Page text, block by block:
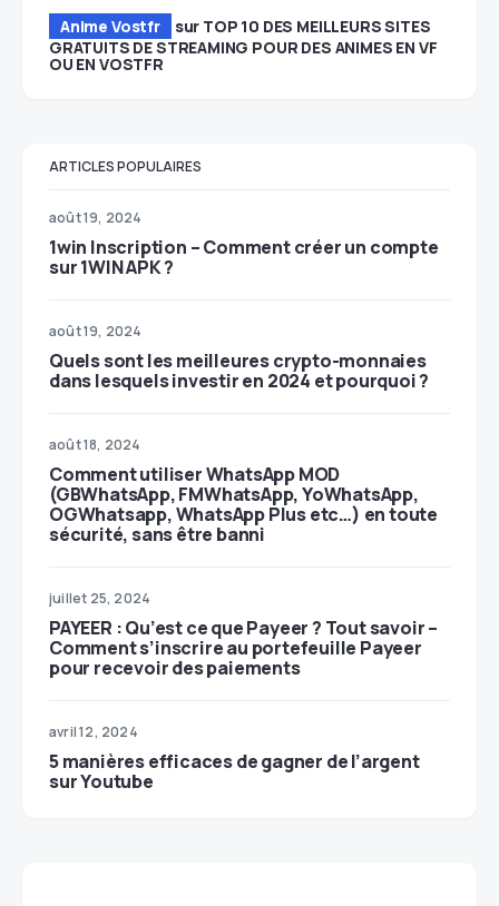
Anime Vostfr sur TOP 10 DES MEILLEURS SITES
GRATUITS DE STREAMING POUR DES ANIMES EN VF
OU EN VOSTFR
ARTICLES POPULAIRES
août 19, 2024
1win Inscription – Comment créer un compte
sur 1WIN APK ?
août 19, 2024
Quels sont les meilleures crypto-monnaies
dans lesquels investir en 2024 et pourquoi ?
août 18, 2024
Comment utiliser WhatsApp MOD
(GBWhatsApp, FMWhatsApp, YoWhatsApp,
OGWhatsapp, WhatsApp Plus etc…) en toute
sécurité, sans être banni
juillet 25, 2024
PAYEER : Qu’est ce que Payeer ? Tout savoir –
Comment s’inscrire au portefeuille Payeer
pour recevoir des paiements
avril 12, 2024
5 manières efficaces de gagner de l’argent
sur Youtube